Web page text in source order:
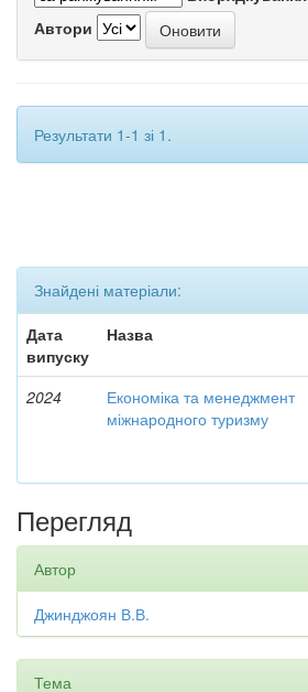
Автори
Результати 1-1 зі 1.
Знайдені матеріали:
Дата
випуску
Назва
2024
Економіка та менеджмент
міжнародного туризму
Перегляд
Автор
Джинджоян В.В.
Тема